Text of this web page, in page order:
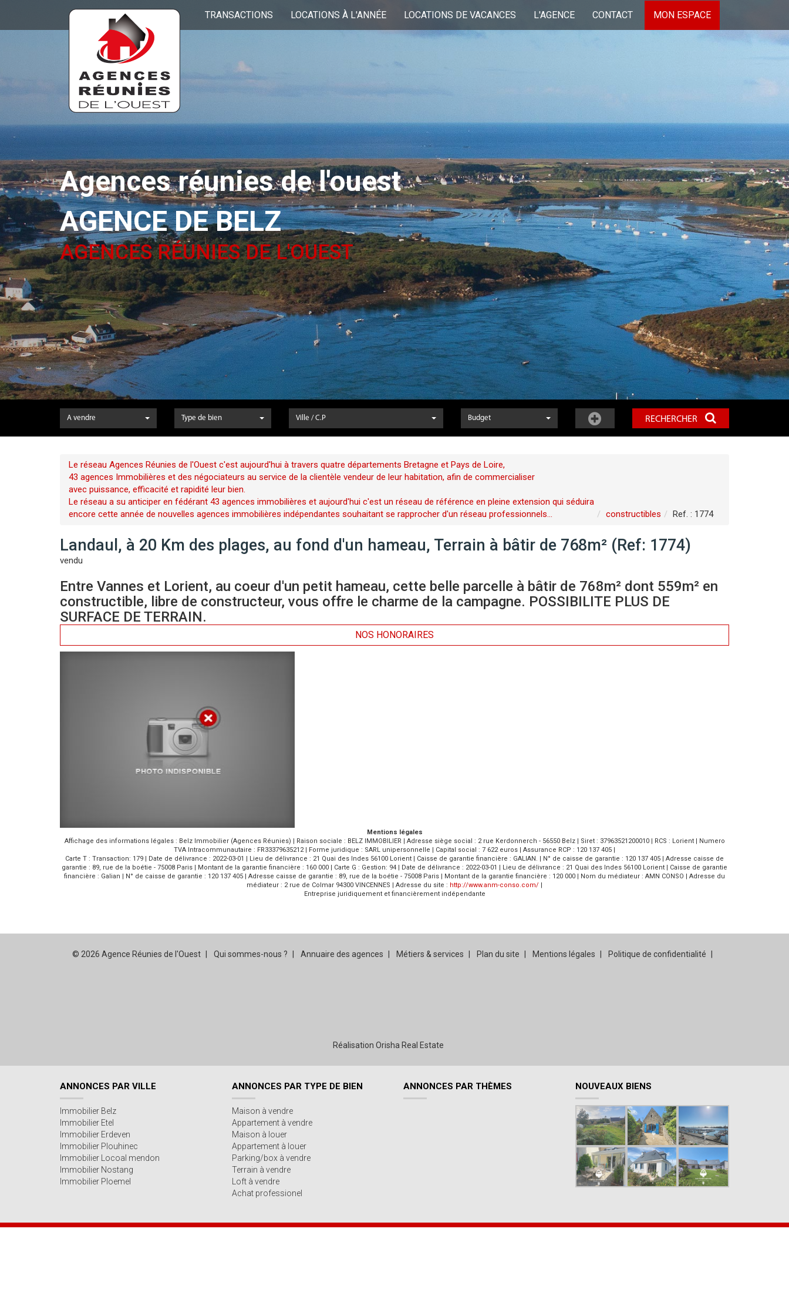
TRANSACTIONS LOCATIONS À L'ANNÉE LOCATIONS DE VACANCES L'AGENCE CONTACT MON ESPACE
Agences réunies de l'ouest
AGENCE DE BELZ
AGENCES RÉUNIES DE L'OUEST
A vendre Type de bien Ville / C.P Budget RECHERCHER
Le réseau Agences Réunies de l'Ouest c'est aujourd'hui à travers quatre départements Bretagne et Pays de Loire,
43 agences Immobilières et des négociateurs au service de la clientèle vendeur de leur habitation, afin de commercialiser
avec puissance, efficacité et rapidité leur bien.
Le réseau a su anticiper en fédérant 43 agences immobilières et aujourd'hui c'est un réseau de référence en pleine extension qui séduira
encore cette année de nouvelles agences immobilières indépendantes souhaitant se rapprocher d'un réseau professionnels...
constructibles Ref. : 1774
Landaul, à 20 Km des plages, au fond d'un hameau, Terrain à bâtir de 768m² (Ref: 1774)
vendu
Entre Vannes et Lorient, au coeur d'un petit hameau, cette belle parcelle à bâtir de 768m² dont 559m² en
constructible, libre de constructeur, vous offre le charme de la campagne. POSSIBILITE PLUS DE
SURFACE DE TERRAIN.
NOS HONORAIRES
Mentions légales
Affichage des informations légales : Belz Immobilier (Agences Réunies) | Raison sociale : BELZ IMMOBILIER | Adresse siège social : 2 rue Kerdonnerch - 56550 Belz | Siret : 37963521200010 | RCS : Lorient | Numero
TVA Intracommunautaire : FR33379635212 | Forme juridique : SARL unipersonnelle | Capital social : 7 622 euros | Assurance RCP : 120 137 405 |
Carte T : Transaction: 179 | Date de délivrance : 2022-03-01 | Lieu de délivrance : 21 Quai des Indes 56100 Lorient | Caisse de garantie financière : GALIAN. | N° de caisse de garantie : 120 137 405 | Adresse caisse de
garantie : 89, rue de la boétie - 75008 Paris | Montant de la garantie financière : 160 000 | Carte G : Gestion: 94 | Date de délivrance : 2022-03-01 | Lieu de délivrance : 21 Quai des Indes 56100 Lorient | Caisse de garantie
financière : Galian | N° de caisse de garantie : 120 137 405 | Adresse caisse de garantie : 89, rue de la boétie - 75008 Paris | Montant de la garantie financière : 120 000 | Nom du médiateur : AMN CONSO | Adresse du
médiateur : 2 rue de Colmar 94300 VINCENNES | Adresse du site : http://www.anm-conso.com/ |
Entreprise juridiquement et financièrement indépendante
© 2026 Agence Réunies de l'Ouest Qui sommes-nous ? Annuaire des agences Métiers & services Plan du site Mentions légales Politique de confidentialité
Réalisation Orisha Real Estate
ANNONCES PAR VILLE
Immobilier Belz
Immobilier Etel
Immobilier Erdeven
Immobilier Plouhinec
Immobilier Locoal mendon
Immobilier Nostang
Immobilier Ploemel
ANNONCES PAR TYPE DE BIEN
Maison à vendre
Appartement à vendre
Maison à louer
Appartement à louer
Parking/box à vendre
Terrain à vendre
Loft à vendre
Achat professionel
ANNONCES PAR THÈMES NOUVEAUX BIENS